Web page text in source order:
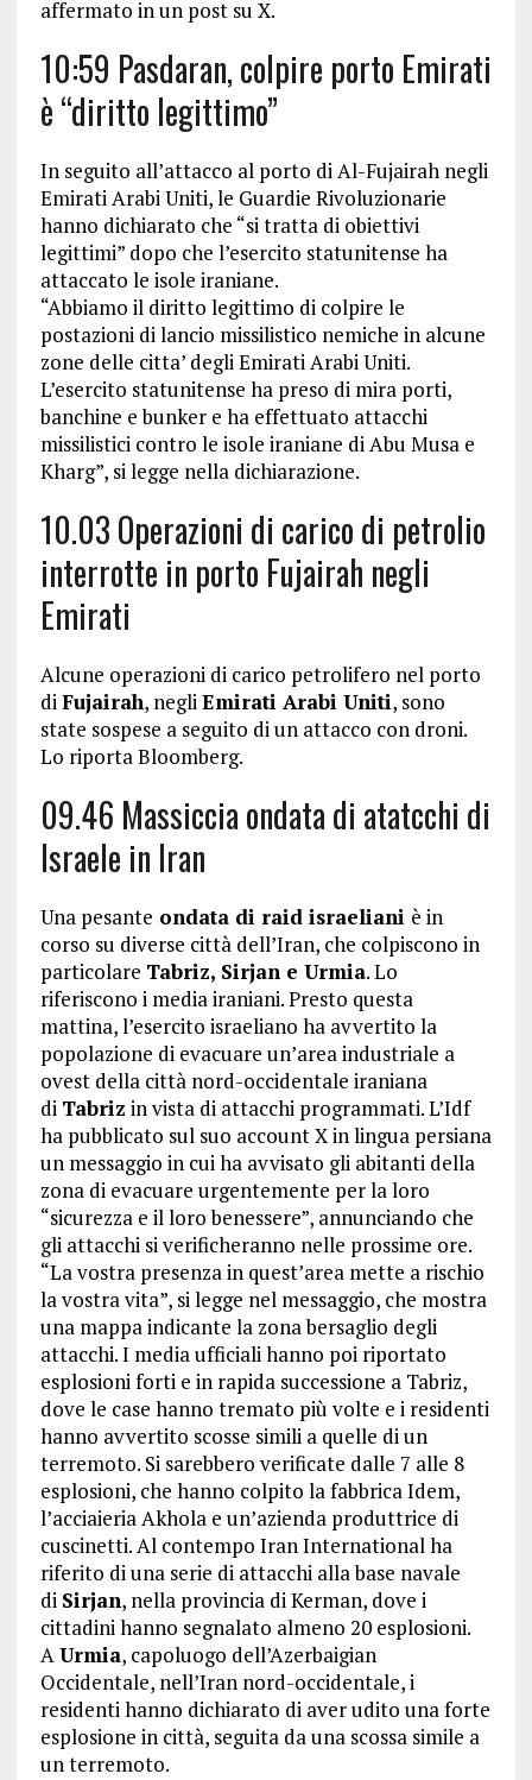
affermato in un post su X.
10:59 Pasdaran, colpire porto Emirati
è “diritto legittimo”
In seguito all’attacco al porto di Al-Fujairah negli
Emirati Arabi Uniti, le Guardie Rivoluzionarie
hanno dichiarato che “si tratta di obiettivi
legittimi” dopo che l’esercito statunitense ha
attaccato le isole iraniane.
“Abbiamo il diritto legittimo di colpire le
postazioni di lancio missilistico nemiche in alcune
zone delle citta’ degli Emirati Arabi Uniti.
L’esercito statunitense ha preso di mira porti,
banchine e bunker e ha effettuato attacchi
missilistici contro le isole iraniane di Abu Musa e
Kharg”, si legge nella dichiarazione.
10.03 Operazioni di carico di petrolio
interrotte in porto Fujairah negli
Emirati
Alcune operazioni di carico petrolifero nel porto
diFujairah, negliEmirati Arabi Uniti, sono
state sospese a seguito di un attacco con droni.
Lo riporta Bloomberg.
09.46 Massiccia ondata di atatcchi di
Israele in Iran
Una pesante ondata di raid israeliani è in
corso su diverse città dell’Iran, che colpiscono in
particolare Tabriz, Sirjan e Urmia. Lo
riferiscono i media iraniani. Presto questa
mattina, l’esercito israeliano ha avvertito la
popolazione di evacuare un’area industriale a
ovest della città nord-occidentale iraniana
di Tabriz in vista di attacchi programmati. L’Idf
ha pubblicato sul suo account X in lingua persiana
un messaggio in cui ha avvisato gli abitanti della
zona di evacuare urgentemente per la loro
“sicurezza e il loro benessere”, annunciando che
gli attacchi si verificheranno nelle prossime ore.
“La vostra presenza in quest’area mette a rischio
la vostra vita”, si legge nel messaggio, che mostra
una mappa indicante la zona bersaglio degli
attacchi. I media ufficiali hanno poi riportato
esplosioni forti e in rapida successione a Tabriz,
dove le case hanno tremato più volte e i residenti
hanno avvertito scosse simili a quelle di un
terremoto. Si sarebbero verificate dalle 7 alle 8
esplosioni, che hanno colpito la fabbrica Idem,
l’acciaieria Akhola e un’azienda produttrice di
cuscinetti. Al contempo Iran International ha
riferito di una serie di attacchi alla base navale
di Sirjan, nella provincia di Kerman, dove i
cittadini hanno segnalato almeno 20 esplosioni.
AUrmia, capoluogo dell’Azerbaigian
Occidentale, nell’Iran nord-occidentale, i
residenti hanno dichiarato di aver udito una forte
esplosione in città, seguita da una scossa simile a
un terremoto.